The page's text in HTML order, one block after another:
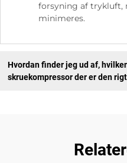
forsyning af trykluft,
minimeres.
Hvordan finder jeg ud af,
skruekompressor der er den